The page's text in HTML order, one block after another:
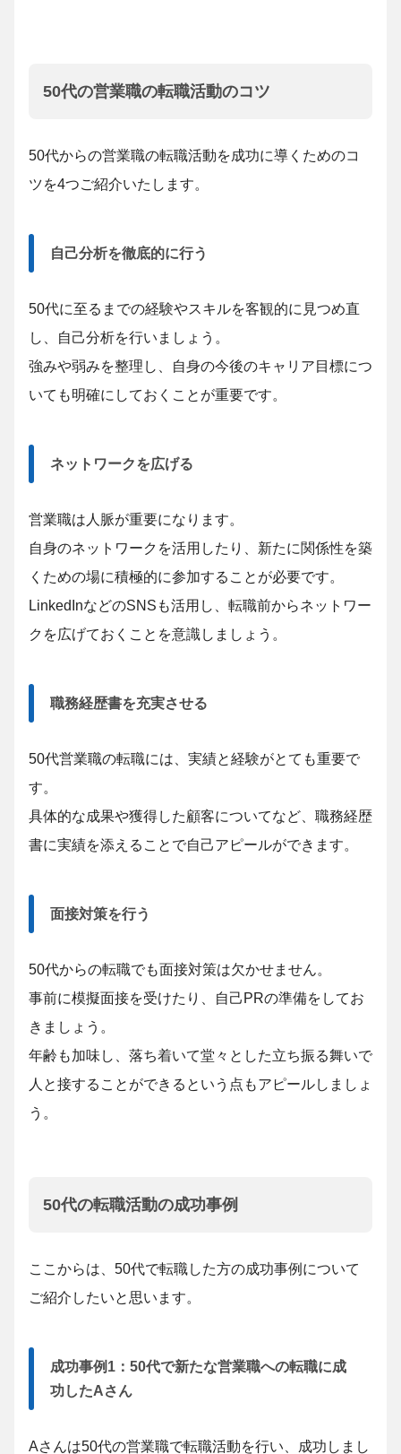
50代の営業職の転職活動のコツ
50代からの営業職の転職活動を成功に導くためのコ
ツを4つご紹介いたします。
自己分析を徹底的に行う
50代に至るまでの経験やスキルを客観的に見つめ直
し、自己分析を行いましょう。
強みや弱みを整理し、自身の今後のキャリア目標につ
いても明確にしておくことが重要です。
ネットワークを広げる
営業職は人脈が重要になります。
自身のネットワークを活用したり、新たに関係性を築
くための場に積極的に参加することが必要です。
LinkedInなどのSNSも活用し、転職前からネットワー
クを広げておくことを意識しましょう。
職務経歴書を充実させる
50代営業職の転職には、実績と経験がとても重要で
す。
具体的な成果や獲得した顧客についてなど、職務経歴
書に実績を添えることで自己アピールができます。
面接対策を行う
50代からの転職でも面接対策は欠かせません。
事前に模擬面接を受けたり、自己PRの準備をしてお
きましょう。
年齢も加味し、落ち着いて堂々とした立ち振る舞いで
人と接することができるという点もアピールしましょ
う。
50代の転職活動の成功事例
ここからは、50代で転職した方の成功事例について
ご紹介したいと思います。
成功事例1：50代で新たな営業職への転職に成
功したAさん
Aさんは50代の営業職で転職活動を行い、成功しまし